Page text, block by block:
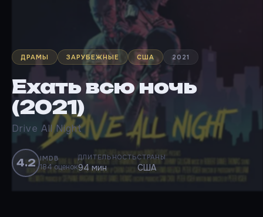
ДРАМЫ ЗАРУБЕЖНЫЕ США 2021
Ехать всю ночь
(2021)
Drive All Night
4.2 IMDB
184 оценок
ДЛИТЕЛЬНОСТЬ
94 мин
СТРАНЫ
США